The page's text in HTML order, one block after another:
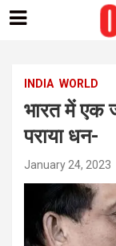
contentINDIA WORLD
भारत में एक
पराया धन-
January 24, 2023